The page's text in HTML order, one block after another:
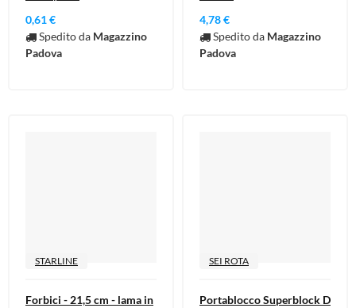
0,61 €
Spedito da Magazzino
Padova
4,78 €
Spedito da Magazzino
Padova
STARLINE
Forbici - 21,5 cm - lama in
SEI ROTA
Portablocco Superblock D